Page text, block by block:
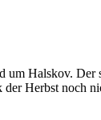
um Halskov. Der
Herbst noch